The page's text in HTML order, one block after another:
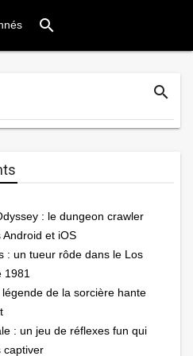
search
search
: le dungeon crawler
et iOS
: un tueur rôde dans le Los
1981
légende de la sorcière hante
: un jeu de réflexes fun qui
captiver